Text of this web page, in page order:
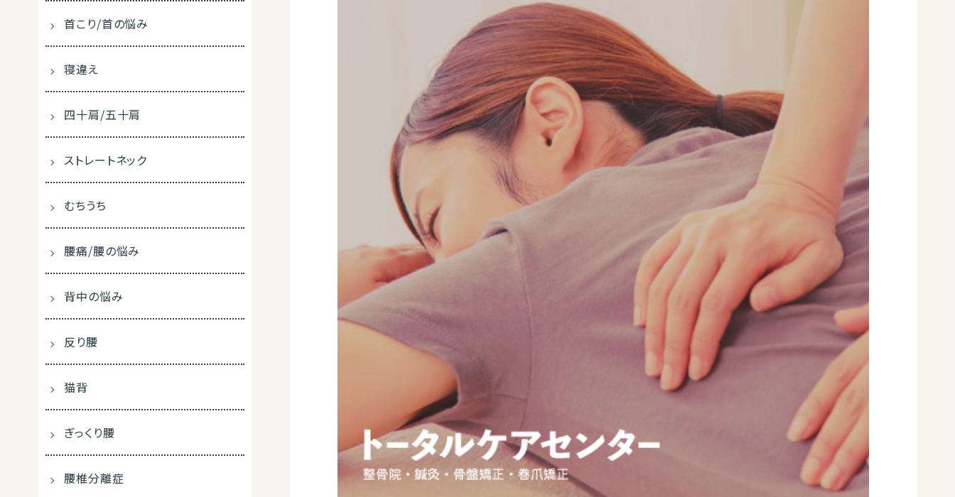
首こり/首の悩み
寝違え
四十肩/五十肩
ストレートネック
むちうち
腰痛/腰の悩み
背中の悩み
反り腰
猫背
ぎっくり腰
腰椎分離症